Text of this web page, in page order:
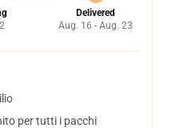
Delivered
Aug. 16 - Aug. 23
per tutti i pacchi